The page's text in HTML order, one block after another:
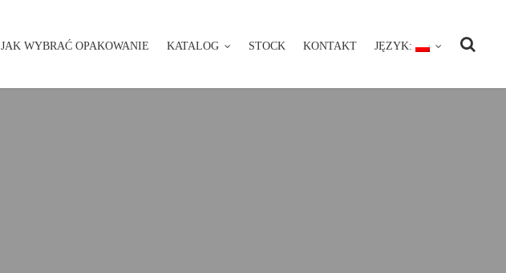
JAK WYBRAĆ OPAKOWANIE KATALOG STOCK KONTAKT JĘZYK:
JAK WYBRAĆ OPAKOWANIE KATALOG STOCK KONTAKT JĘZYK: